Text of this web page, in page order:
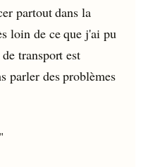
partout dans la
loin de ce que j'ai pu
transport est
parler des problèmes